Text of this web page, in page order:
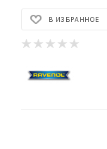
В ИЗБРАННОЕ